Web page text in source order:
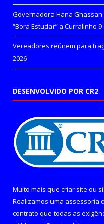
Governadora Hana
“Bora Estudar” a Curralinho 9
Vereadores reúnem para
2026
DESENVOLVIDO POR CR2
Muito mais que criar site ou
Realizamos uma assessoria
contrato que todas as